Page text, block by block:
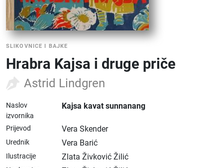
SLIKOVNICE I BAJKE
Hrabra Kajsa i druge priče
Astrid Lindgren
Naslov
izvornika
Kajsa kavat sunnanang
Prijevod Vera Skender
Urednik Vera Barić
Ilustracije Zlata Živković Žilić